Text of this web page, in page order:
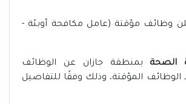
وظائف مؤقتة (عامل مكافحة أوبئة -
الصحة بمنطقة جازان عن الوظائف
الوظائف المؤقتة، وذلك وفقًا للتفاصيل